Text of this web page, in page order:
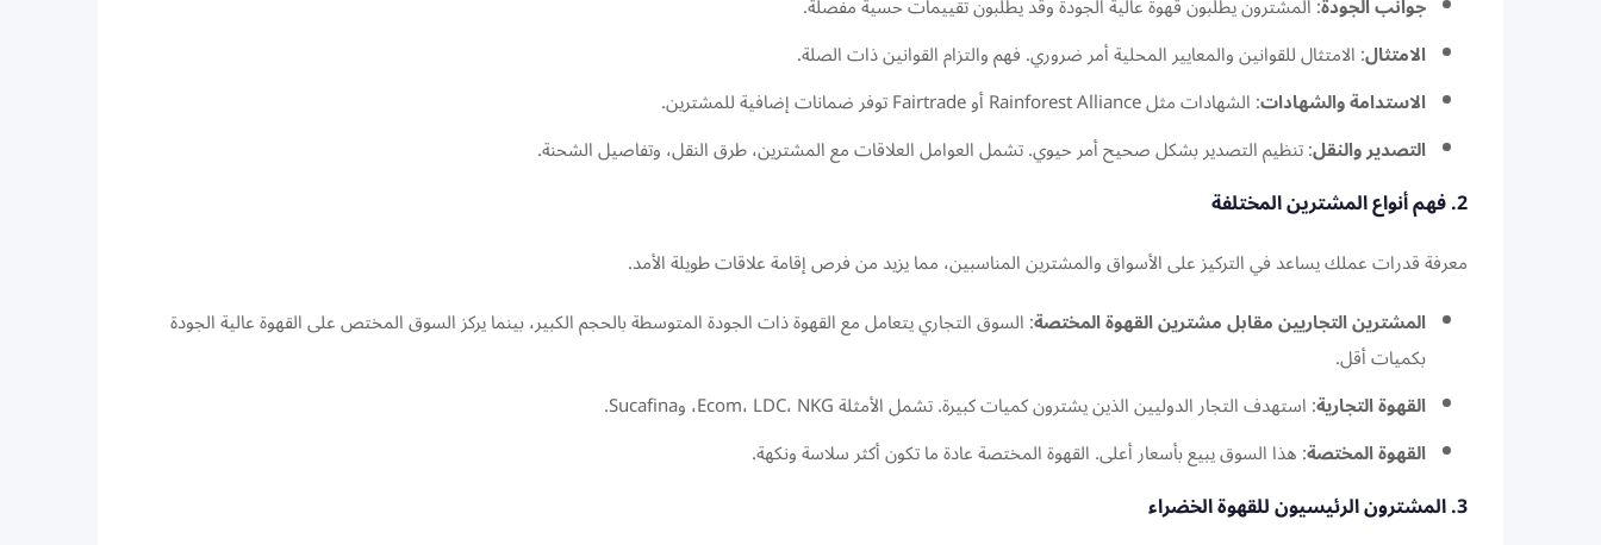
الامتثال: الامتثال للقوانين والمعايير المحلية أمر ضروري. فهم والتزام القوانين ذات الصلة.
الاستدامة والشهادات: الشهادات مثل Rainforest Alliance أو Fairtrade توفر ضمانات إضافية للمشترين.
التصدير والنقل: تنظيم التصدير بشكل صحيح أمر حيوي. تشمل العوامل العلاقات مع المشترين، طرق النقل، وتفاصيل الشحنة.
2. فهم أنواع المشترين المختلفة
معرفة قدرات عملك يساعد في التركيز على الأسواق والمشترين المناسبين، مما يزيد من فرص إقامة علاقات طويلة الأمد.
المشترين التجاريين مقابل مشترين القهوة المختصة: السوق التجاري يتعامل مع القهوة ذات الجودة المتوسطة بالحجم الكبير، بينما يركز السوق المختص على القهوة عالية الجودة
بكميات أقل.
القهوة التجارية: استهدف التجار الدوليين الذين يشترون كميات كبيرة. تشمل الأمثلة Ecom، LDC، NKG، وSucafina.
القهوة المختصة: هذا السوق يبيع بأسعار أعلى. القهوة المختصة عادة ما تكون أكثر سلاسة ونكهة.
3. المشترون الرئيسيون للقهوة الخضراء